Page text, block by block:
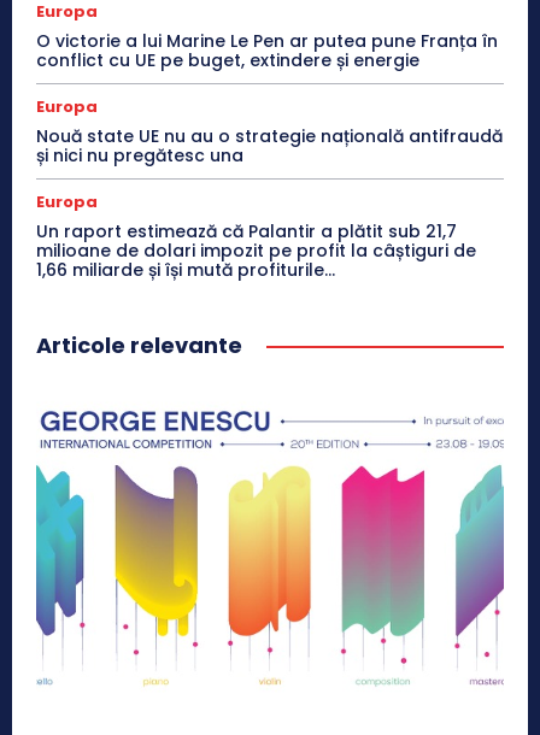
Europa
O victorie a lui Marine Le Pen ar putea pune Franța în
conflict cu UE pe buget, extindere și energie
Europa
Nouă state UE nu au o strategie națională antifraudă
și nici nu pregătesc una
Europa
Un raport estimează că Palantir a plătit sub 21,7
milioane de dolari impozit pe profit la câștiguri de
1,66 miliarde și își mută profiturile...
Articole relevante